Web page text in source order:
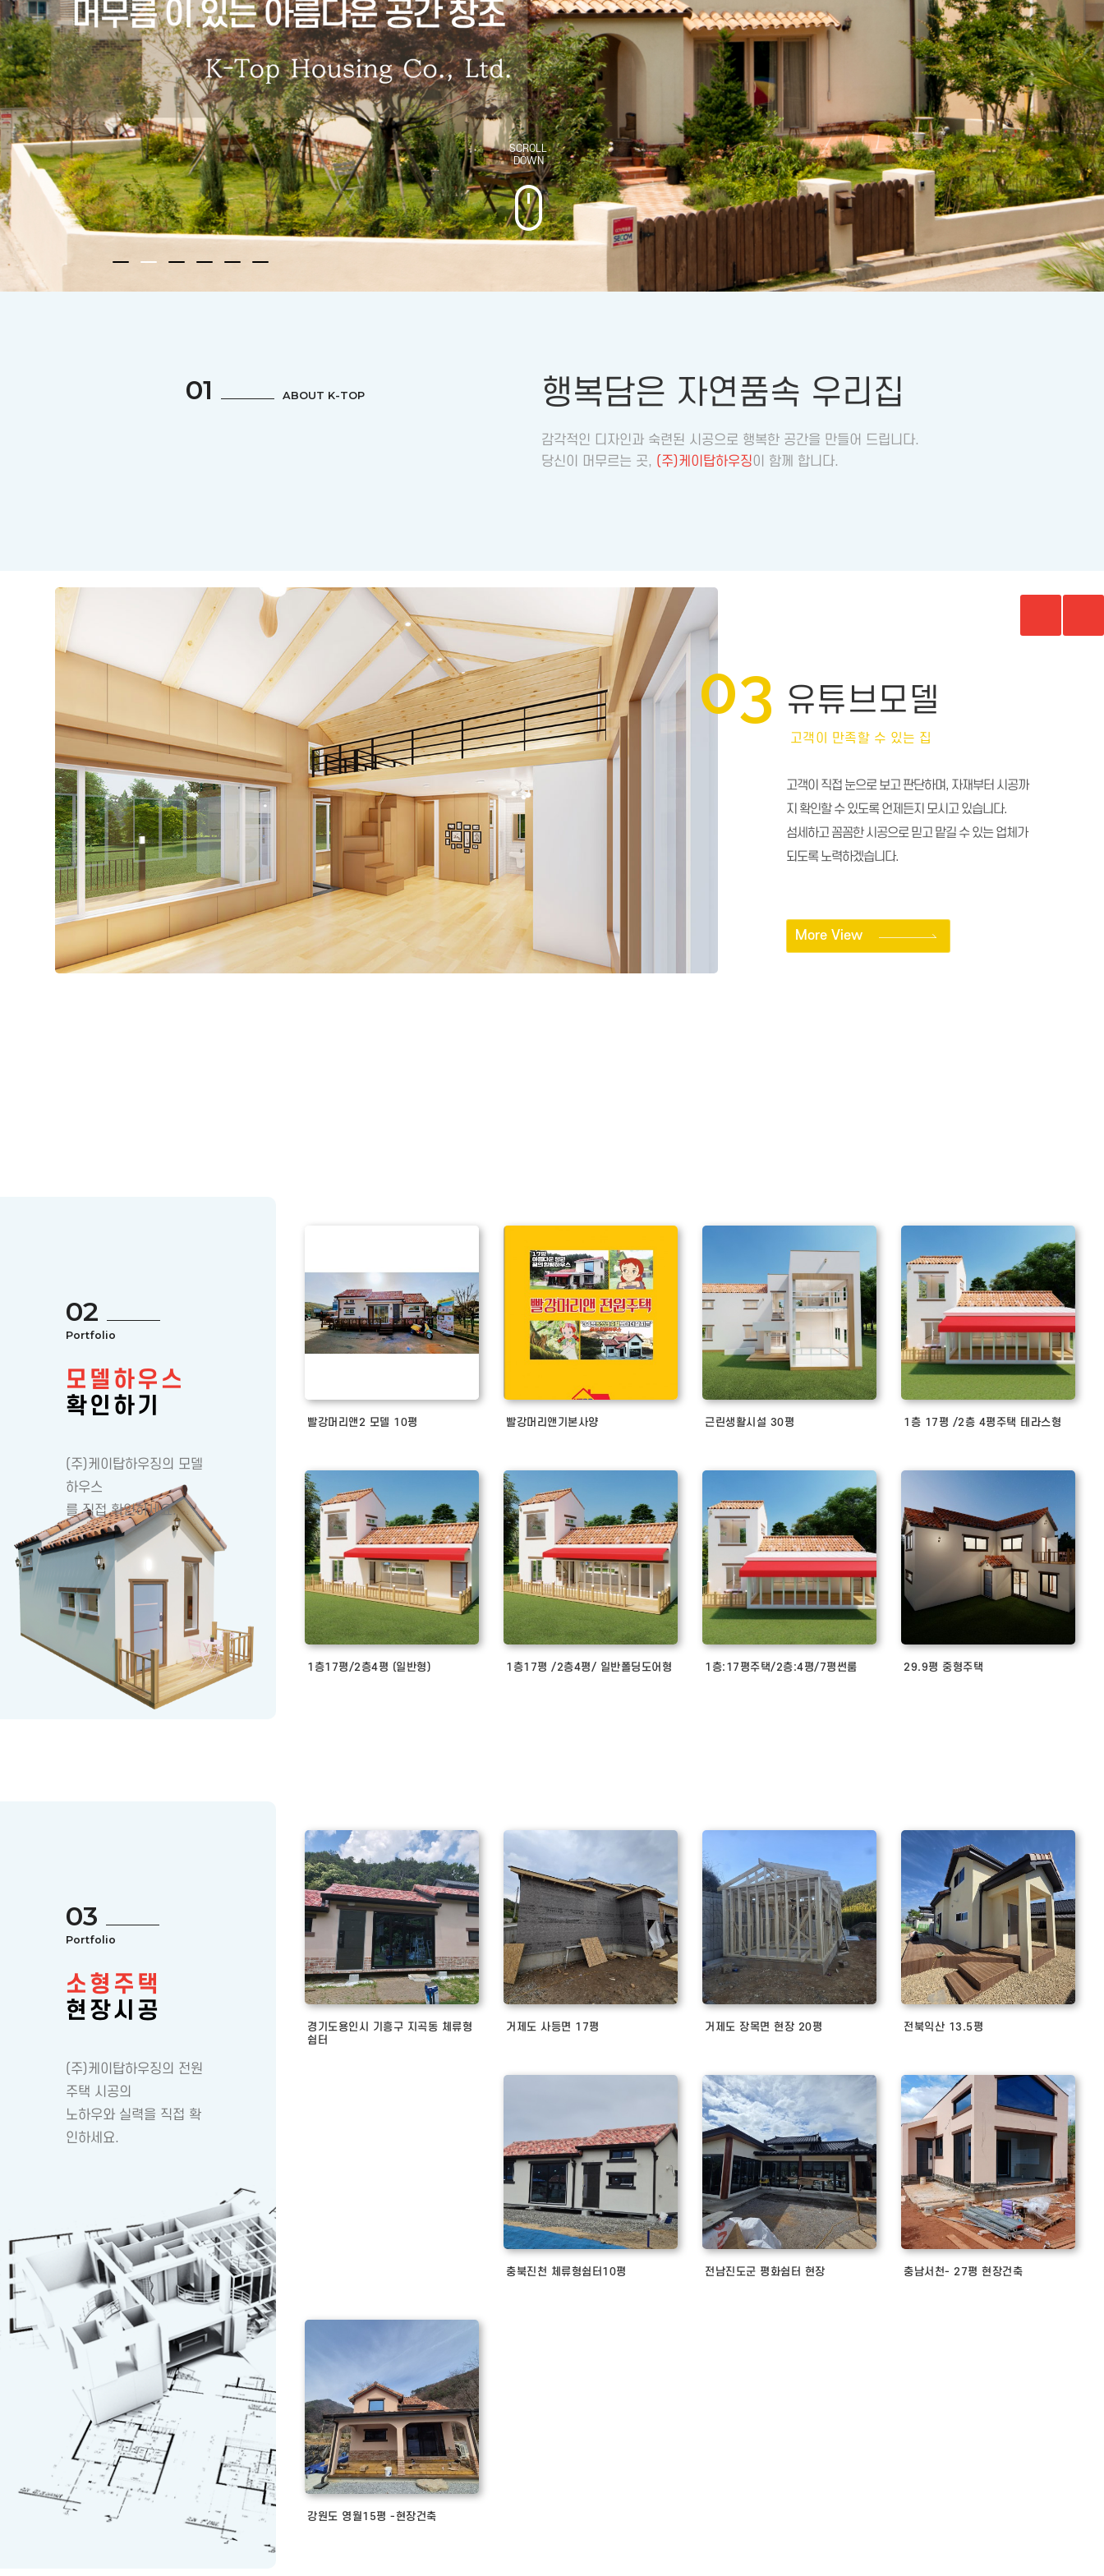
SCROLL
DOWN
01 ABOUT K-TOP 행복담은 자연품속 우리집
감각적인 디자인과 숙련된 시공으로 행복한 공간을 만들어 드립니다.
당신이 머무르는 곳, (주)케이탑하우징이 함께 합니다.
01 모델하우스
오직 당신만을 위한 작은 전원주택
작은 토지만 있다면, 나만의 쉼터공간으로 만들 수 있
습니다.
독창적인 창의성과 끊임없는 도전으로실용적이고 편
안함을 주는 아름다운 주거공간을 위해 최선을 다하고
02
Portfolio
모델하우스
확인하기
(주)케이탑하우징의 모델
하우스
를 직접 확인하세요.
빨강머리앤2 모델 10평 빨강머리앤기본사양 근린생활시설 30평 1층 17평 /2층 4평주택 테라스형
1층17평/2층4평 (일반형) 1층17평 /2층4평/ 일반폴딩도어형 1층:17평주택/2층:4평/7평썬룸 29.9평 중형주택
03
Portfolio
소형주택
현장시공
(주)케이탑하우징의 전원
주택 시공의
노하우와 실력을 직접 확
인하세요.
경기도용인시 기흥구 지곡동 체류형
쉼터
거제도 사등면 17평 거제도 장목면 현장 20평 전북익산 13.5평
충북진천 체류형쉼터10평 전남진도군 평화쉼터 현장 충남서천- 27평 현장건축
강원도 영월15평 -현장건축